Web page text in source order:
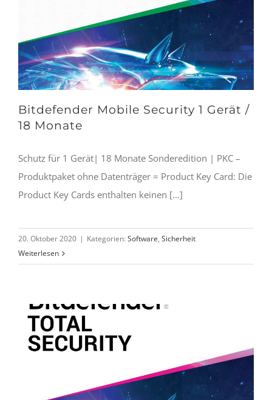
Bitdefender Mobile Security 1 Gerät /
18 Monate
Schutz für 1 Gerät| 18 Monate Sonderedition | PKC –
Produktpaket ohne Datenträger = Product Key Card: Die
Product Key Cards enthalten keinen [...]
20. Oktober 2020 | Kategorien: Software, Sicherheit
Weiterlesen